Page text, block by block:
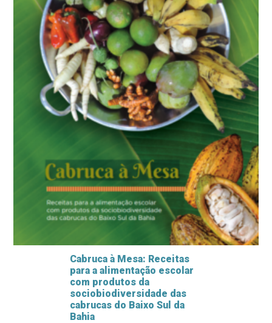
Cabruca à Mesa: Receitas
para a alimentação escolar
com produtos da
sociobiodiversidade das
cabrucas do Baixo Sul da
Bahia